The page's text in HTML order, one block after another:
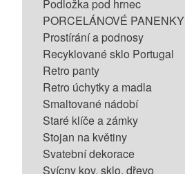
Podložka pod hrnec
PORCELÁNOVÉ PANENKY
Prostírání a podnosy
Recyklované sklo Portugal
Retro panty
Retro úchytky a madla
Smaltované nádobí
Staré klíče a zámky
Stojan na květiny
Svatební dekorace
Svícny kov, sklo, dřevo